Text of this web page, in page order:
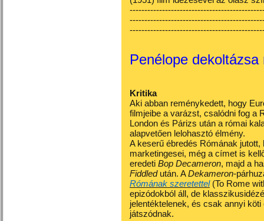
Penélope dekoltázsa
Kritika
Aki abban reménykedett, hogy
filmjeibe a varázst, csalódni fog a
London és Párizs után a római
alapvetően lelohasztó élmény.
A keserű ébredés Rómának
marketingesei, még a címet is
eredeti Bop Decameron, majd a
Fiddledután. ADekameron-
Rómának szeretettel(To Rome
epizódokból áll, de
jelentéktelenek, és csak annyi
játszódnak.